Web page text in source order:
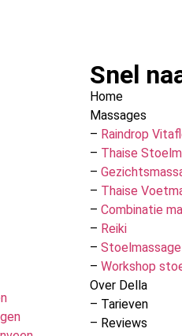
Snel
Home
Massages
– Raindrop
– Thaise
–
– Thaise
– Combinatie
– Reiki
–
– Workshop
Over Della
– Tarieven
– Reviews